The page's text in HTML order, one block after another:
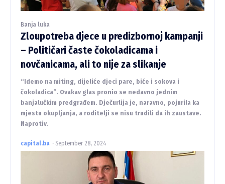
Banja luka
Zloupotreba djece u predizbornoj kampanji
– Političari časte čokoladicama i
novčanicama, ali to nije za slikanje
“Idemo na miting, dijeliće djeci pare, biće i sokova i
čokoladica”. Ovakav glas pronio se nedavno jednim
banjalučkim predgrađem. Dječurlija je, naravno, pojurila ka
mjestu okupljanja, a roditelji se nisu trudili da ih zaustave.
Naprotiv.
capital.ba - September 28, 2024